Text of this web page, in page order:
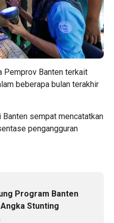
Pemprov Banten terkait
beberapa bulan terakhir
sempat mencatatkan
pengangguran
Program Banten
Stunting